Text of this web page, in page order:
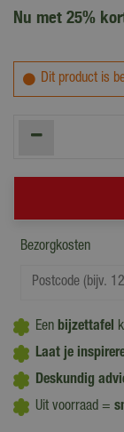
Nu met 25%
Dit product is
Bezorgkosten
Een bijzettafel
Laat je
Deskundig
Uit voorraad =